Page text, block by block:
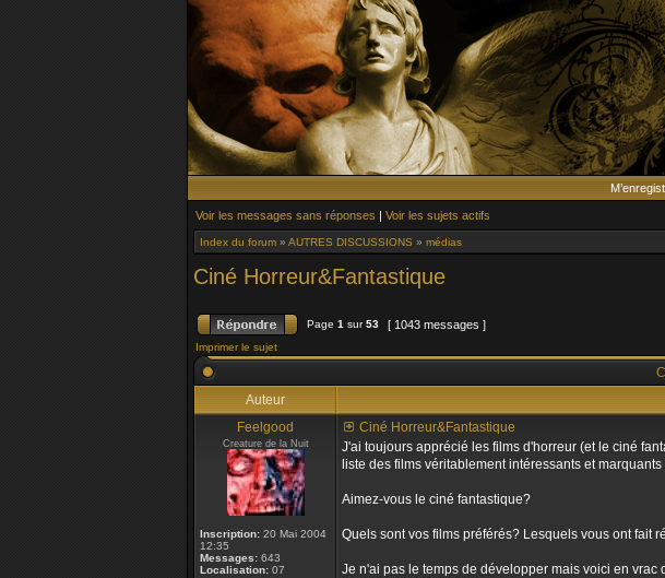
Voir les messages sans réponses | Voir les sujets actifs
Index du forum » AUTRES DISCUSSIONS » médias
Ciné Horreur&Fantastique
Page 1 sur53 [ 1043 messages ]
Imprimer le sujet
Auteur
Feelgood
Creature de la Nuit
Inscription: 20 Mai 2004
12:35
Messages: 643
Localisation: 07
Ciné Horreur&Fantastique
J'ai toujours apprécié les films d'horreur (et le ciné
liste des films véritablement intéressants et
Aimez-vous le ciné fantastique?
Quels sont vos films préférés? Lesquels vous ont fait
Je n'ai pas le temps de développer mais voici en